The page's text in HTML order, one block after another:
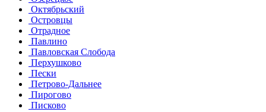
Октябрьский
Островцы
Отрадное
Павлино
Павловская Слобода
Перхушково
Пески
Петрово-Дальнее
Пирогово
Писково